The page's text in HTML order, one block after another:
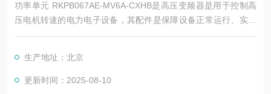
功率单元 RKPB067AE-MV6A-CXHB是高压变频器是用于控制高
压电机转速的电力电子设备，其配件是保障设备正常运行、实现
功能扩展及维护维修的重要组成部分。这些配件种类繁多，涵盖
生产地址：北京
更新时间：2025-08-10